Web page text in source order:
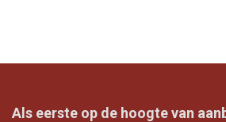
Als eerste op de hoogte van